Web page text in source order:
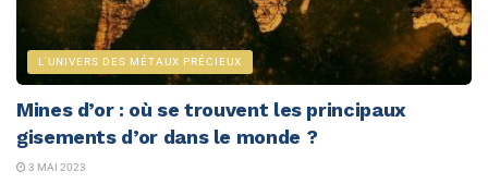
L'UNIVERS DES MÉTAUX PRÉCIEUX
Mines d’or : où se trouvent les principaux
gisements d’or dans le monde ?
3 MAI 2023